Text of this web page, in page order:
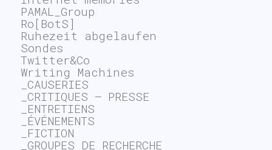
PAMAL_Group
Ro[BotS]
Ruhezeit abgelaufen
Sondes
Twitter&Co
Writing Machines
_CAUSERIES
_CRITIQUES – PRESSE
_ENTRETIENS
_ÉVÉNEMENTS
_FICTION
_GROUPES DE RECHERCHE